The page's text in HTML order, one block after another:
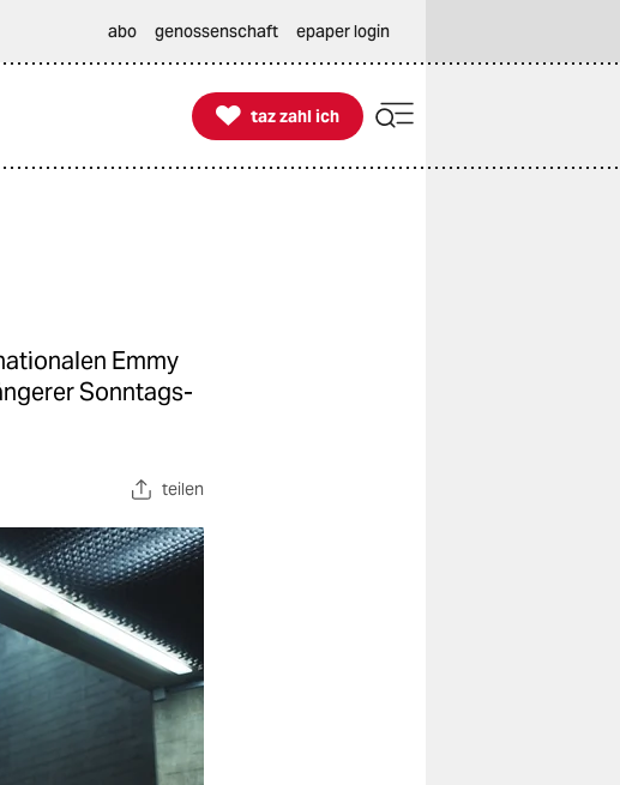
abo genossenschaft epaper login

taz zahl ich
taz zahl ich
Emmy
Sonntags-
teilen